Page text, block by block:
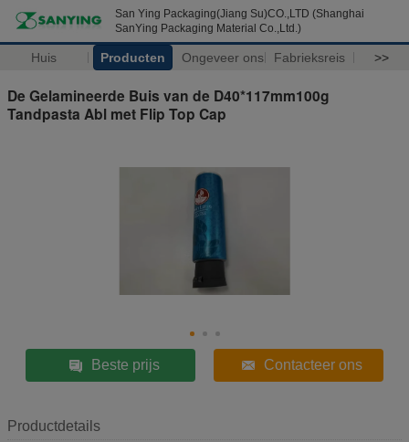
San Ying Packaging(Jiang Su)CO.,LTD (Shanghai
SanYing Packaging Material Co.,Ltd.)
Huis Producten Ongeveer ons Fabrieksreis >>
De Gelamineerde Buis van de D40*117mm100g
Tandpasta Abl met Flip Top Cap
Beste prijs Contacteer ons
Productdetails